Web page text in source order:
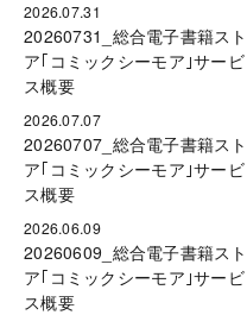
2026.07.31
20260731_総合電子書籍スト
ア｢コミックシーモア｣サービ
ス概要
2026.07.07
20260707_総合電子書籍スト
ア｢コミックシーモア｣サービ
ス概要
2026.06.09
20260609_総合電子書籍スト
ア｢コミックシーモア｣サービ
ス概要